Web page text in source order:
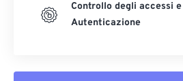
Controllo degli accessi e
Autenticazione